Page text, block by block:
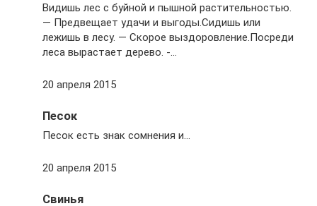
Видишь лес с буйной и пышной растительностью.
— Предвещает удачи и выгоды.Сидишь или
лежишь в лесу. — Скорое выздоровление.Посреди
леса вырастает дерево. -…
20 апреля 2015
Песок
Песок есть знак сомнения и…
20 апреля 2015
Свинья